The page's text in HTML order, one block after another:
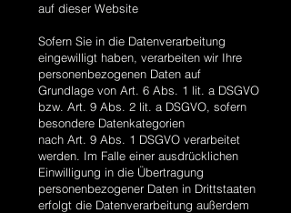
auf dieser Website
Sofern Sie in die Datenverarbeitung
eingewilligt haben, verarbeiten wir Ihre
personenbezogenen Daten auf
Grundlage von Art. 6 Abs. 1 lit. a DSGVO
bzw. Art. 9 Abs. 2 lit. a DSGVO, sofern
besondere Datenkategorien
nach Art. 9 Abs. 1 DSGVO verarbeitet
werden. Im Falle einer ausdrücklichen
Einwilligung in die Übertragung
personenbezogener Daten in Drittstaaten
erfolgt die Datenverarbeitung außerdem